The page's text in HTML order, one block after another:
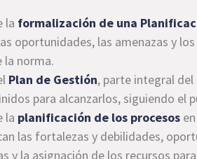
la formalización de una
oportunidades, las amenazas y
la norma.
Plan de Gestión, parte integral del
para alcanzarlos, siguiendo el
la planificación de los procesos
las fortalezas y debilidades,
y la asignación de los recursos